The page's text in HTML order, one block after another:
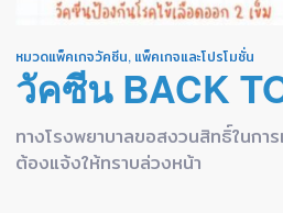
หมวดแพ็คเกจวัคซีน, แพ็คเกจและโปรโมชั่น
วัคซีน BACK
ทางโรงพยาบาลขอสงวนสิทธิ์ในกา
ต้องแจ้งให้ทราบล่วงหน้า